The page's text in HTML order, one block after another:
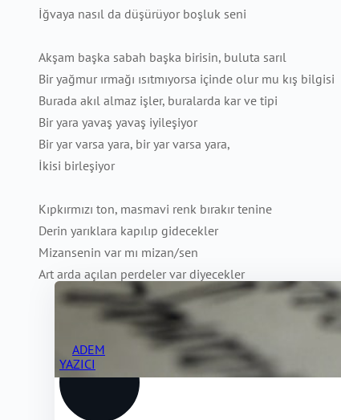
İğvaya nasıl da düşürüyor boşluk seni
Akşam başka sabah başka birisin, buluta sarıl
Bir yağmur ırmağı ısıtmıyorsa içinde olur mu kış bilgisi
Burada akıl almaz işler, buralarda kar ve tipi
Bir yara yavaş yavaş iyileşiyor
Bir yar varsa yara, bir yar varsa yara,
İkisi birleşiyor
Kıpkırmızı ton, masmavi renk bırakır tenine
Derin yarıklara kapılıp gidecekler
Mizansenin var mı mizan/sen
Art arda açılan perdeler var diyecekler